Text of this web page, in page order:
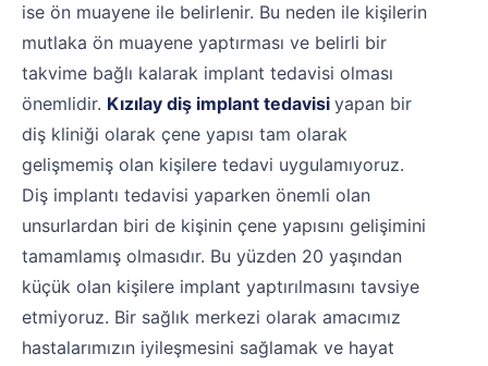
ise ön muayene ile belirlenir. Bu neden ile kişilerin
mutlaka ön muayene yaptırması ve belirli bir
takvime bağlı kalarak implant tedavisi olması
önemlidir. Kızılay diş implant tedavisi yapan bir
diş kliniği olarak çene yapısı tam olarak
gelişmemiş olan kişilere tedavi uygulamıyoruz.
Diş implantı tedavisi yaparken önemli olan
unsurlardan biri de kişinin çene yapısını gelişimini
tamamlamış olmasıdır. Bu yüzden 20 yaşından
küçük olan kişilere implant yaptırılmasını tavsiye
etmiyoruz. Bir sağlık merkezi olarak amacımız
hastalarımızın iyileşmesini sağlamak ve hayat